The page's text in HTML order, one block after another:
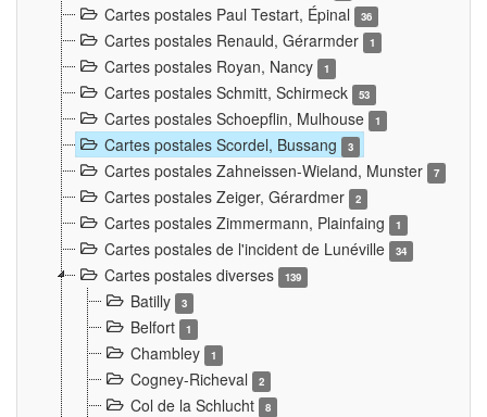
Cartes postales Paul Testart, Épinal 36
Cartes postales Renauld, Gérarmder 1
Cartes postales Royan, Nancy 1
Cartes postales Schmitt, Schirmeck 53
Cartes postales Schoepflin, Mulhouse 1
Cartes postales Scordel, Bussang 3
Cartes postales Zahneissen-Wieland, Munster 7
Cartes postales Zeiger, Gérardmer 2
Cartes postales Zimmermann, Plainfaing 1
Cartes postales de l'incident de Lunéville 34
Cartes postales diverses 139
Batilly 3
Belfort 1
Chambley 1
Cogney-Richeval 2
Col de la Schlucht 8